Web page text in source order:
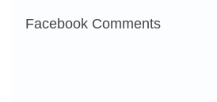
Facebook Comments